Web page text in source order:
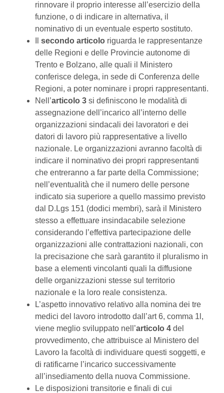
rinnovare il proprio interesse all’esercizio della
funzione, o di indicare in alternativa, il
nominativo di un eventuale esperto sostituto.
secondo articolo riguarda le rappresentanze
delle Regioni e delle Provincie autonome di
Trento e Bolzano, alle quali il Ministero
conferisce delega, in sede di Conferenza delle
Regioni, a poter nominare i propri rappresentanti.
Nell’articolo 3 si definiscono le modalità di
assegnazione dell’incarico all’interno delle
organizzazioni sindacali dei lavoratori e dei
datori di lavoro più rappresentative a livello
nazionale. Le organizzazioni avranno facoltà di
indicare il nominativo dei propri rappresentanti
che entreranno a far parte della Commissione;
nell’eventualità che il numero delle persone
indicato sia superiore a quello massimo previsto
dal D.Lgs 151 (dodici membri), sarà il Ministero
stesso a effettuare insindacabile selezione
considerando l’effettiva partecipazione delle
organizzazioni alle contrattazioni nazionali, con
la precisazione che sarà garantito il pluralismo in
base a elementi vincolanti quali la diffusione
delle organizzazioni stesse sul territorio
nazionale e la loro reale consistenza.
L’aspetto innovativo relativo alla nomina dei tre
medici del lavoro introdotto dall’art 6, comma 1l,
viene meglio sviluppato nell’articolo 4 del
provvedimento, che attribuisce al Ministero del
Lavoro la facoltà di individuare questi soggetti, e
di ratificarne l’incarico successivamente
all’insediamento della nuova Commissione.
Le disposizioni transitorie e finali di cui